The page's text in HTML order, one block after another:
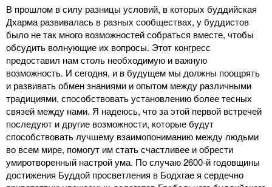
В прошлом в силу разницы условий, в которых буддийская
Дхарма развивалась в разных сообществах, у буддистов
было не так много возможностей собраться вместе, чтобы
обсудить волнующие их вопросы. Этот конгресс
предоставил нам столь необходимую и важную
возможность. И сегодня, и в будущем мы должны поощрять
и развивать обмен знаниями и опытом между различными
традициями, способствовать установлению более тесных
связей между нами. Я надеюсь, что за этой первой встречей
последуют и другие возможности, которые будут
способствовать лучшему взаимопониманию между людьми
во всем мире, помогут им стать счастливее и обрести
умиротворенный настрой ума. По случаю 2600-й годовщины
достижения Буддой просветления в Бодхгае я сердечно